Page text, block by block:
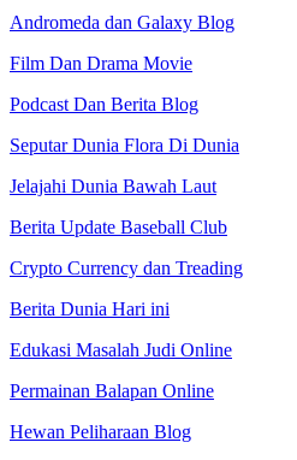
Andromeda dan Galaxy Blog
Film Dan Drama Movie
Podcast Dan Berita Blog
Seputar Dunia Flora Di Dunia
Jelajahi Dunia Bawah Laut
Berita Update Baseball Club
Crypto Currency dan Treading
Berita Dunia Hari ini
Edukasi Masalah Judi Online
Permainan Balapan Online
Hewan Peliharaan Blog